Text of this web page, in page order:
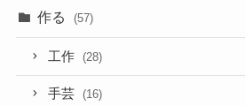
作る (57)
工作 (28)
手芸 (16)